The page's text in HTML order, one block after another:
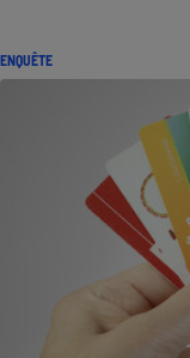
ENQUÊTE